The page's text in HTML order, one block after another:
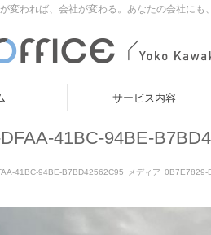
変われば、会社が変わる。あなたの会社に
サービス内容
41BC-94BE-
41BC-94BE-B7BD42562C95 メディア 0B7E7829-